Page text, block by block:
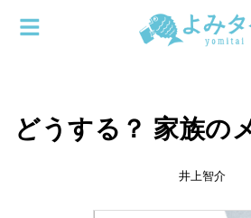
新着
連載
メニューを閉じる
どうする？ 家族の
井上智介